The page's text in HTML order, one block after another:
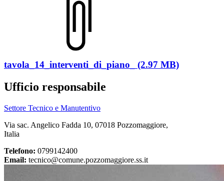
tavola_14_interventi_di_piano_ (2.97 MB)
Ufficio responsabile
Settore Tecnico e Manutentivo
Via sac. Angelico Fadda 10, 07018 Pozzomaggiore,
Italia
Telefono: 0799142400
Email: tecnico@comune.pozzomaggiore.ss.it